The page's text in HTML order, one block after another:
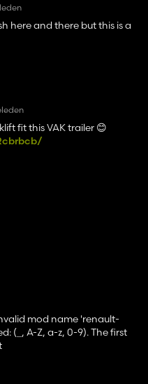
here and there but this is a
fit this VAK trailer 😊
mod name 'renault-
(_, A-Z, a-z, 0-9). The first